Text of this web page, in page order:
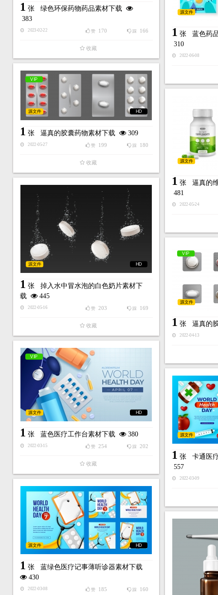
1 张 绿色环保药物药品素材下载
383
2023-02-22 踩 166
赞 170
收藏
源文件
1 张 蓝色药
310
2022-06-08
VIP
HD
源文件
1 张 逼真的胶囊药物素材下载 309
2022-05-27 踩 180
赞 199
收藏 源文件
1 张 逼真的
481
2022-05-24
HD
源文件
1 张 掉入水中冒水泡的白色奶片素材下
载
445
2022-05-16 踩 169
赞 203
收藏
VIP
源文件
1 张 逼真的
2022-04-13
VIP
HD
源文件
1 张 蓝色医疗工作台素材下载 380
2022-03-15 踩 202
赞 254
收藏
源文件
1 张 卡通医
557
2022-03-09
HD
源文件
1 张 蓝绿色医疗记事薄听诊器素材下载
430
2022-03-08 踩 160
赞 185